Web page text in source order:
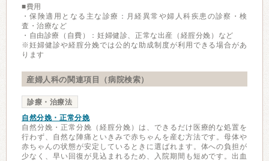
■費用
・保険適用となる主な診療：月経異常や婦人科疾患の診察・検
査・治療など
・自由診療（自費）：妊婦健診、正常な出産（経腟分娩）など
※妊婦健診や経腟分娩では公的な助成制度が利用できる場合があ
ります
産婦人科の関連項目（病院検索）
診療・治療法
自然分娩・正常分娩
自然分娩・正常分娩（経腟分娩）は、できるだけ医療的な処置を
行わず、自然な陣痛といきみで赤ちゃんを産む方法です。母体や
赤ちゃんの状態が安定しているときに選ばれます。体への負担が
少なく、早い回復が見込まれるため、入院期間も短めです。出血